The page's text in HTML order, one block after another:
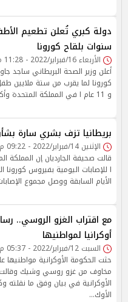
سنوات بلقاح كورونا
الأربعاء 16/فبراير/2022 - 11:28 م
أعلن وزير الصحة البريطاني ساجد
و 11 عام ا في المملكة المتحدة وأكد جاويد في تصريحات…
بريطانيا تزف بشري سارة
الإثنين 14/فبراير/2022 - 09:22 م
قالت صحيفة الجارديان إن المملكة
ا للإصابات اليومية بفيروس
الأيام السابقة ووصل مجموع
مع اقتراب الغزو الروسي..
أوكرانيا لمواطنيها
السبت 12/فبراير/2022 - 05:37 م
حثت الحكومة الأوكرانية
مخاوف من غزو روسي وشيك وقالت
الأوكرانية في بيان وفق ما نقلته
الأوك…